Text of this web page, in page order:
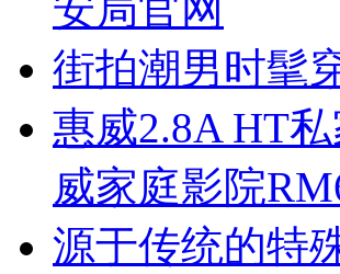
安局官网
街拍潮男时髦
惠威2.8A HT
威家庭影院
源于传统的特